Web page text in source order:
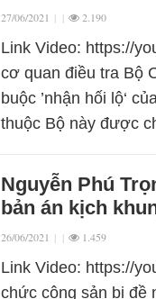
27/06/2021 | | 2.190
Link Video: https://
cơ quan điều tra Bộ
buộc ’nhận hối lộ‘
thuộc Bộ này được
Nguyễn Phú
bản án kịch
26/06/2021 | | 1.459
Link Video: https://
chức cộng sản bị đề